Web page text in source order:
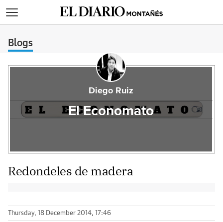
Blogs
Diego Ruiz
El Economato
Redondeles de madera
Thursday, 18 December 2014, 17:46